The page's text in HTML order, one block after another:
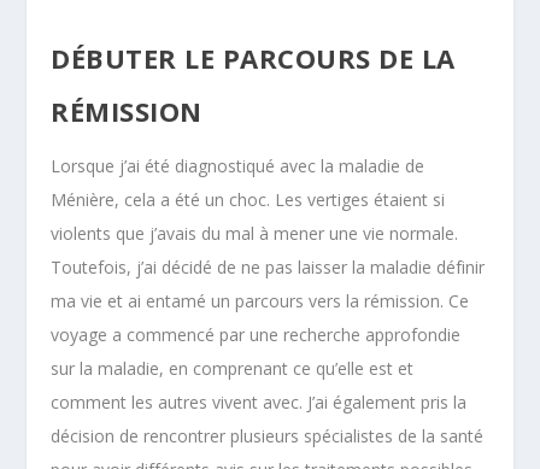
DÉBUTER LE PARCOURS DE LA
RÉMISSION
Lorsque j’ai été diagnostiqué avec la maladie de
Ménière, cela a été un choc. Les vertiges étaient si
violents que j’avais du mal à mener une vie normale.
Toutefois, j’ai décidé de ne pas laisser la maladie définir
ma vie et ai entamé un parcours vers la rémission. Ce
voyage a commencé par une recherche approfondie
sur la maladie, en comprenant ce qu’elle est et
comment les autres vivent avec. J’ai également pris la
décision de rencontrer plusieurs spécialistes de la santé